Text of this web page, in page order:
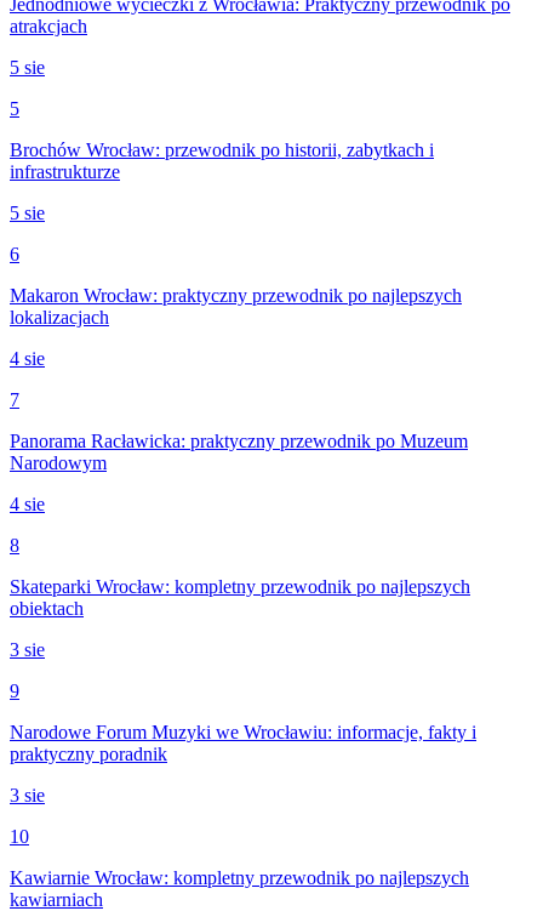
atrakcjach
5 sie
5
Brochów Wrocław: przewodnik po historii, zabytkach i
infrastrukturze
5 sie
6
Makaron Wrocław: praktyczny przewodnik po najlepszych
lokalizacjach
4 sie
7
Panorama Racławicka: praktyczny przewodnik po Muzeum
Narodowym
4 sie
8
Skateparki Wrocław: kompletny przewodnik po najlepszych
obiektach
3 sie
9
Narodowe Forum Muzyki we Wrocławiu: informacje, fakty i
praktyczny poradnik
3 sie
10
Kawiarnie Wrocław: kompletny przewodnik po najlepszych
kawiarniach